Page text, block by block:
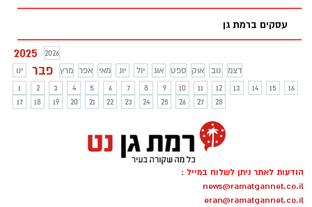
עסקים ברמת גן
2025
2026
ינו
פבר מרץ אפר מאי יונ יול אוג ספט אוק נוב
דצמ
1
2 3 4 5 6 7 8 9 10 11 12 13 14 15
16
17
18 19 20 21 22 23 24 25 26 27 28
הודעות לאתר ניתן לשלוח במייל :
news@ramatgannet.co.il
eran@ramatgannet.co.il